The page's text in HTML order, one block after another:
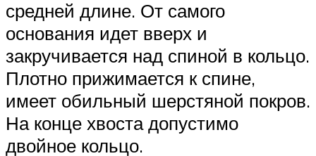
средней длине. От самого
основания идет вверх и
закручивается над спиной в кольцо.
Плотно прижимается к спине,
имеет обильный шерстяной покров.
На конце хвоста допустимо
двойное кольцо.